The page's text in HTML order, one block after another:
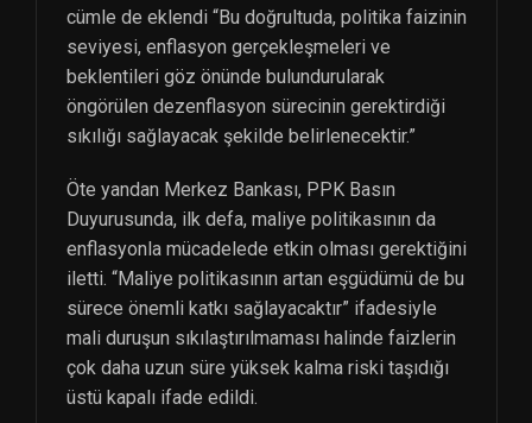
cümle de eklendi “Bu doğrultuda, politika faizinin
seviyesi, enflasyon gerçekleşmeleri ve
beklentileri göz önünde bulundurularak
öngörülen dezenflasyon sürecinin gerektirdiği
sıkılığı sağlayacak şekilde belirlenecektir.”
Öte yandan Merkez Bankası, PPK Basın
Duyurusunda, ilk defa, maliye politikasının da
enflasyonla mücadelede etkin olması gerektiğini
iletti. “Maliye politikasının artan eşgüdümü de bu
sürece önemli katkı sağlayacaktır” ifadesiyle
mali duruşun sıkılaştırılmaması halinde faizlerin
çok daha uzun süre yüksek kalma riski taşıdığı
üstü kapalı ifade edildi.